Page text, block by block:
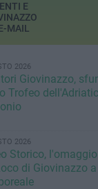
E
MAIL
2026
Giovinazzo,
Trofeo
2026
Storico,
di Giovinazzo a